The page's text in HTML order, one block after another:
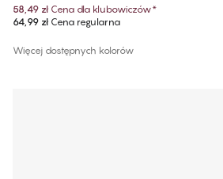
58,49 zł Cena dla klubowiczów*
64,99 złCena regularna
Więcej dostępnych kolorów